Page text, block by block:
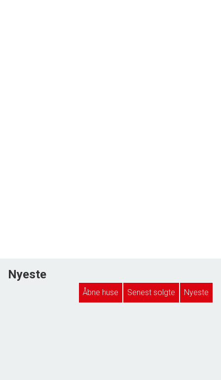
Nyeste
Åbne huse Senest solgte Nyeste